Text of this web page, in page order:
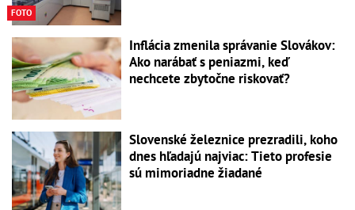
FOTO
Inflácia zmenila správanie Slovákov:
Ako narábať s peniazmi, keď
nechcete zbytočne riskovať?
Slovenské železnice prezradili, koho
dnes hľadajú najviac: Tieto profesie
sú mimoriadne žiadané